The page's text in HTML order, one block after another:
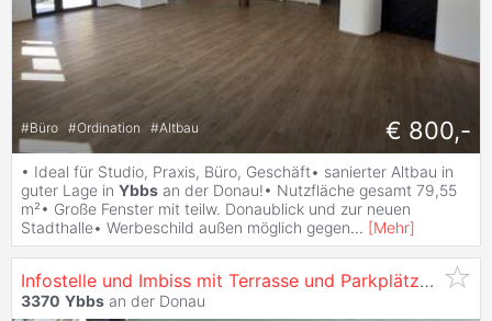
#Büro #Ordination #Altbau € 800,-
• Ideal für Studio, Praxis, Büro, Geschäft• sanierter Altbau in
guter Lage in Ybbs an der Donau!• Nutzfläche gesamt 79,55
m²• Große Fenster mit teilw. Donaublick und zur neuen
Stadthalle• Werbeschild außen möglich gegen... [Mehr]
Infostelle und Imbiss mit Terrasse und Parkplätze in Top frequentierter Lage zu kaufen!
3370 Ybbs an der Donau